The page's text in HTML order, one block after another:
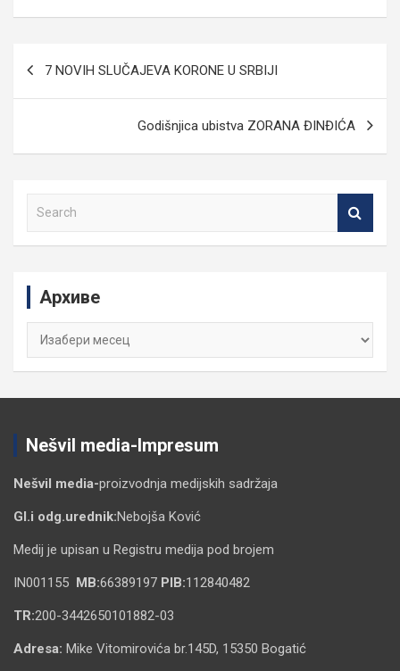
7 NOVIH SLUČAJEVA KORONE U SRBIJI
Godišnjica ubistva ZORANA ĐINĐIĆA
Архиве
Архиве
Nešvil media-Impresum
Nešvil media-proizvodnja medijskih sadržaja
Gl.i odg.urednik:Nebojša Ković
Medij je upisan u Registru medija pod brojem
IN001155 MB:66389197 PIB:112840482
TR:200-3442650101882-03
Adresa: Mike Vitomirovića br.145D, 15350 Bogatić